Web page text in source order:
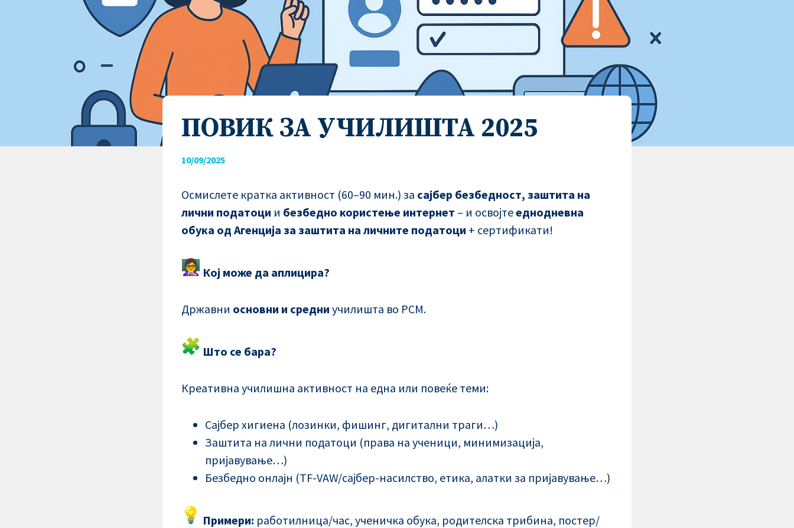
ПОВИК ЗА УЧИЛИШТА 2025
10/09/2025
Осмислете кратка активност (60–90 мин.) за сајбер безбедност, заштита на
лични податоци и безбедно користење интернет – и освојтееднодневна
обука од Агенција за заштита на личните податоци + сертификати!
Кој може да аплицира?
Државни основни и средни училишта во РСМ.
Што се бара?
Креативна училишна активност на една или повеќе теми:
Сајбер хигиена (лозинки, фишинг, дигитални траги…)
Заштита на лични податоци (права на ученици, минимизација,
пријавување…)
Безбедно онлајн (TF-VAW/сајбер-насилство, етика, алатки за пријавување…)
Примери: работилница/час, ученичка обука, родителска трибина, постер/